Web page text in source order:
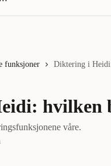
funksjoner Diktering i
hvilken
våre.